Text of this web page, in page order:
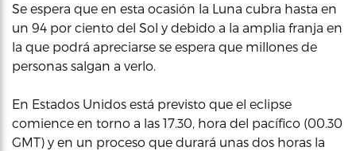
Se espera que en esta ocasión la Luna cubra hasta en
un 94 por ciento del Sol y debido a la amplia franja en
la que podrá apreciarse se espera que millones de
personas salgan a verlo.
En Estados Unidos está previsto que el eclipse
comience en torno a las 17.30, hora del pacífico (00.30
GMT) y en un proceso que durará unas dos horas la